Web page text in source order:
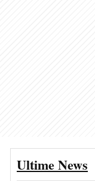
Ultime News